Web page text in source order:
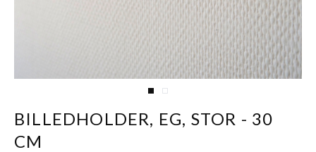
View larger image
View larger image
BILLEDHOLDER, EG, STOR - 30
CM